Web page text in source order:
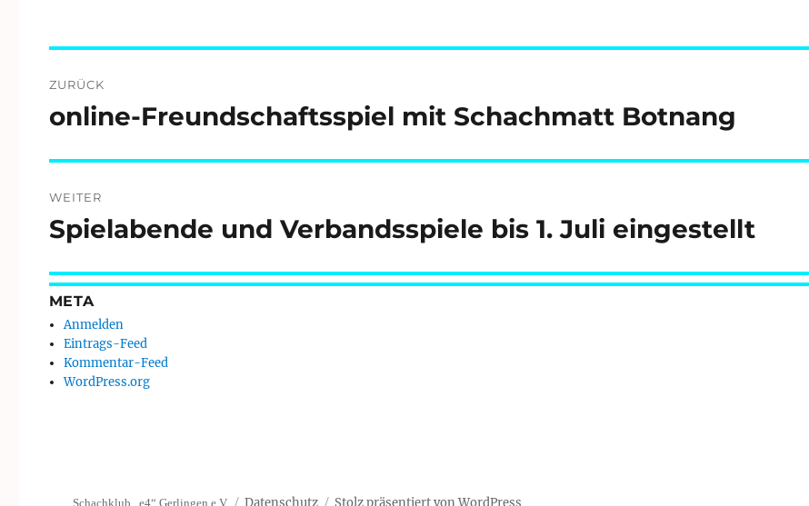
ZURÜCK
Vorheriger
online-Freundschaftsspiel mit Schachmatt Botnang
WEITER
Nächster
Spielabende und Verbandsspiele bis 1. Juli eingestellt
META
Anmelden
Eintrags-Feed
Kommentar-Feed
WordPress.org
Schachklub „e4“ Gerlingen e.V. Datenschutz Stolz präsentiert von WordPress